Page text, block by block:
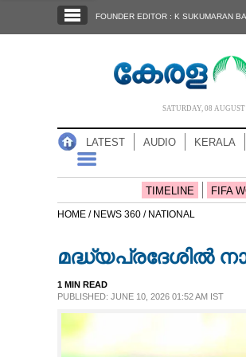
NOTIFIED NEWS
FOUNDER EDITOR : K SUKUMARAN BA
SATURDAY, 08
LATEST AUDIO KERALA
TIMELINE FIFA
HOME / NEWS 360 / NATIONAL
മദ്ധ്യപ്രദേശിൽ
1 MIN READ
PUBLISHED: JUNE 10, 2026 01:52 AM IST